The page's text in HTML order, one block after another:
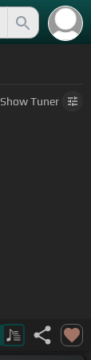
ShowTuner